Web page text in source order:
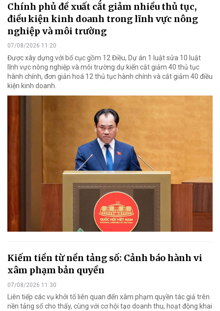
Chính phủ đề xuất cắt giảm nhiều thủ tục,
điều kiện kinh doanh trong lĩnh vực nông
nghiệp và môi trường
07/08/2026 11:20
Được xây dựng với bố cục gồm 12 Điều, Dự án 1 luật sửa 10 luật
lĩnh vực nông nghiệp và môi trường dự kiến cắt giảm 40 thủ tục
hành chính, đơn giản hoá 12 thủ tục hành chính và cắt giảm 40 điều
kiện kinh doanh.
Kiếm tiền từ nền tảng số: Cảnh báo hành vi
xâm phạm bản quyền
07/08/2026 11:30
Liên tiếp các vụ khởi tố liên quan đến xâm phạm quyền tác giả trên
nền tảng số cho thấy, cùng với cơ hội tạo doanh thu, hoạt động khai